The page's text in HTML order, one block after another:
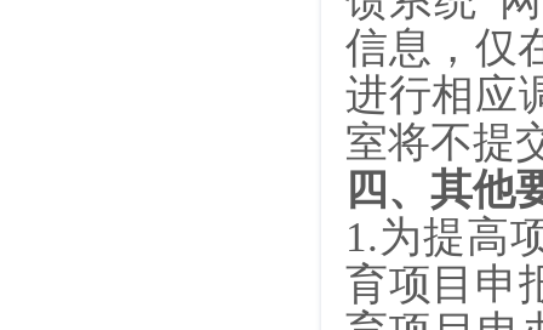
信息，仅
进行相应
室将不提
四、其他
1.为提高
育项目申